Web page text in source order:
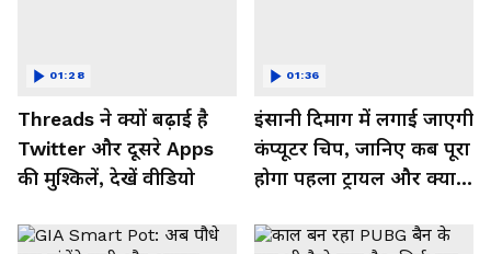
Threads ने क्यों बढ़ाई है
Twitter और दूसरे Apps
की मुश्किलें, देखें वीडियो
01:28
इंसानी दिमाग में लगाई जाएगी
कंप्यूटर चिप, जानिए कब पूरा
होगा पहला ट्रायल और क्या
01:36